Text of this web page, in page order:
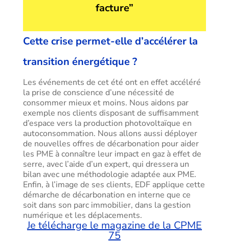
facture”
Cette crise permet-elle d’accélérer la
transition énergétique ?
Les événements de cet été ont en effet accéléré
la prise de conscience d’une nécessité de
consommer mieux et moins. Nous aidons par
exemple nos clients disposant de suffisamment
d’espace vers la production photovoltaïque en
autoconsommation. Nous allons aussi déployer
de nouvelles offres de décarbonation pour aider
les PME à connaître leur impact en gaz à effet de
serre, avec l’aide d’un expert, qui dressera un
bilan avec une méthodologie adaptée aux PME.
Enfin, à l’image de ses clients, EDF applique cette
démarche de décarbonation en interne que ce
soit dans son parc immobilier, dans la gestion
numérique et les déplacements.
Je télécharge le magazine de la CPME
75